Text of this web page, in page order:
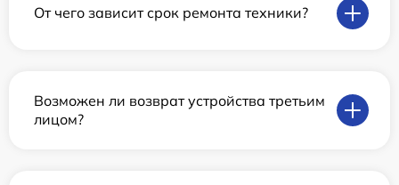
От чего зависит срок ремонта техники?
Возможен ли возврат устройства третьим
лицом?